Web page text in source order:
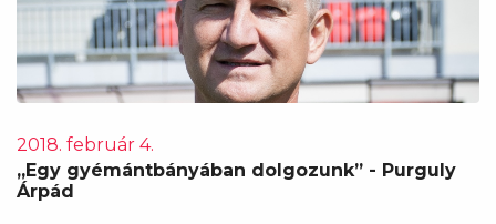
2018. február 4.
„Egy gyémántbányában dolgozunk” - Purguly
Árpád